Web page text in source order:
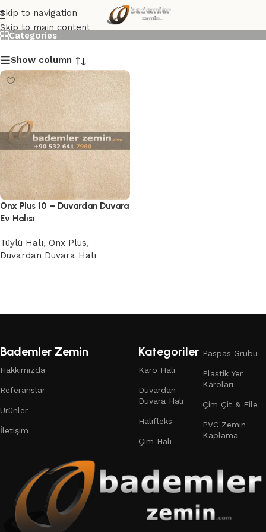
Skip to navigation
Skip to main content
Onx Plus 10
Categories
Show column
Onx Plus 10 – Duvardan Duvara
Ev Halısı
Tüylü Halı, Onx Plus,
Duvardan Duvara Halı
Bademler Zemin
Hakkımızda
Referanslar
Ürünler
İletişim
Kategoriler
Karo Halı
Duvardan
Duvara Halı
Halıfleks
Çim Halı
Paspas Grubu
Plastik Yer
Karoları
Çim Çit & File
PVC Zemin
Kaplama